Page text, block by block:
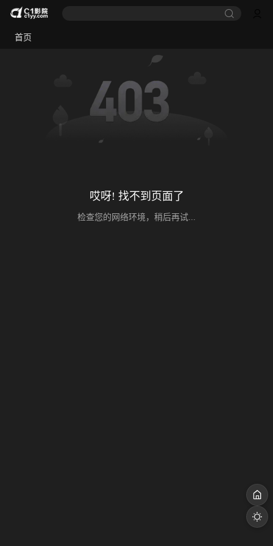
首页
哎呀! 找不到页面了
检查您的网络环境，稍后再试...